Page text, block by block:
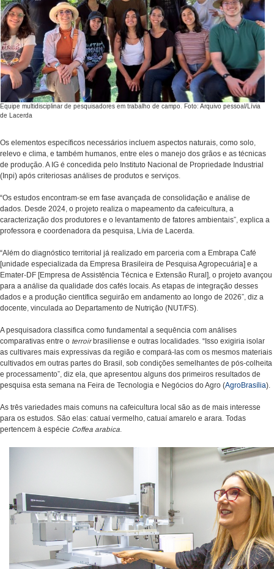
Equipe multidisciplinar de pesquisadores em trabalho de campo. Foto: Arquivo pessoal/Lívia
de Lacerda
Os elementos específicos necessários incluem aspectos naturais, como solo,
relevo e clima, e também humanos, entre eles o manejo dos grãos e as técnicas
de produção. A IG é concedida pelo Instituto Nacional de Propriedade Industrial
(Inpi) após criteriosas análises de produtos e serviços.
“Os estudos encontram-se em fase avançada de consolidação e análise de
dados. Desde 2024, o projeto realiza o mapeamento da cafeicultura, a
caracterização dos produtores e o levantamento de fatores ambientais”, explica a
professora e coordenadora da pesquisa, Lívia de Lacerda.
“Além do diagnóstico territorial já realizado em parceria com a Embrapa Café
[unidade especializada da Empresa Brasileira de Pesquisa Agropecuária] e a
Emater-DF [Empresa de Assistência Técnica e Extensão Rural], o projeto avançou
para a análise da qualidade dos cafés locais. As etapas de integração desses
dados e a produção científica seguirão em andamento ao longo de 2026”, diz a
docente, vinculada ao Departamento de Nutrição (NUT/FS).
A pesquisadora classifica como fundamental a sequência com análises
comparativas entre o terroirbrasiliense e outras localidades. “Isso exigiria isolar
as cultivares mais expressivas da região e compará-las com os mesmos materiais
cultivados em outras partes do Brasil, sob condições semelhantes de pós-colheita
e processamento”, diz ela, que apresentou alguns dos primeiros resultados de
pesquisa esta semana na Feira de Tecnologia e Negócios do Agro (AgroBrasília).
As três variedades mais comuns na cafeicultura local são as de mais interesse
para os estudos. São elas: catuaí vermelho, catuaí amarelo e arara. Todas
pertencem à espécie Coffea arabica.